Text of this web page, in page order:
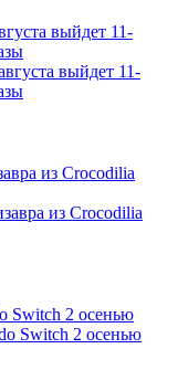
выйдет 11-
выйдет 11-
из Crocodilia
из Crocodilia
Switch 2 осенью
Switch 2 осенью